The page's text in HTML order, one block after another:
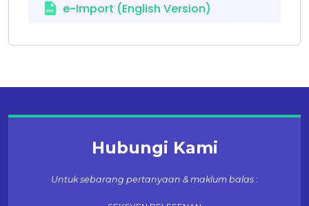
e-Import (English Version)
Hubungi Kami
Untuk sebarang pertanyaan & maklum balas :